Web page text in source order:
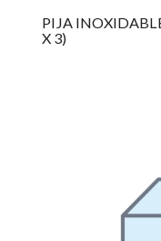
PIJA
X 3)